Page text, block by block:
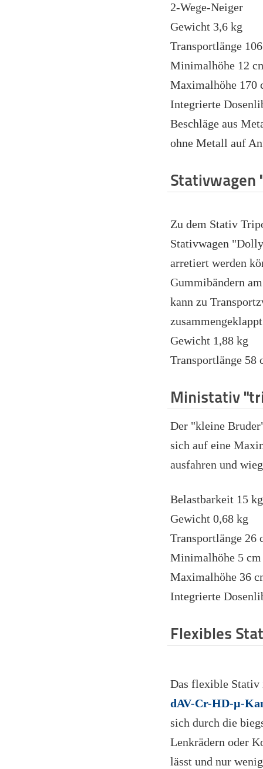
2-Wege-Neiger
Gewicht 3,6 kg
Transportlänge
Minimalhöhe 12
Maximalhöhe 170
Integrierte
Beschläge aus
ohne Metall auf
Stativwagen
Zu dem Stativ
Stativwagen
arretiert werden
Gummibändern
kann zu
Gewicht 1,88 kg
Transportlänge 58
Ministativ
Der "kleine
sich auf eine
ausfahren und
Belastbarkeit 15 kg
Gewicht 0,68 kg
Transportlänge 26
Minimalhöhe 5 cm
Maximalhöhe 36
Integrierte
Flexibles
Das flexible Stativ
dAV-Cr-HD-µ-
sich durch die
Lenkrädern oder
lässt und nur